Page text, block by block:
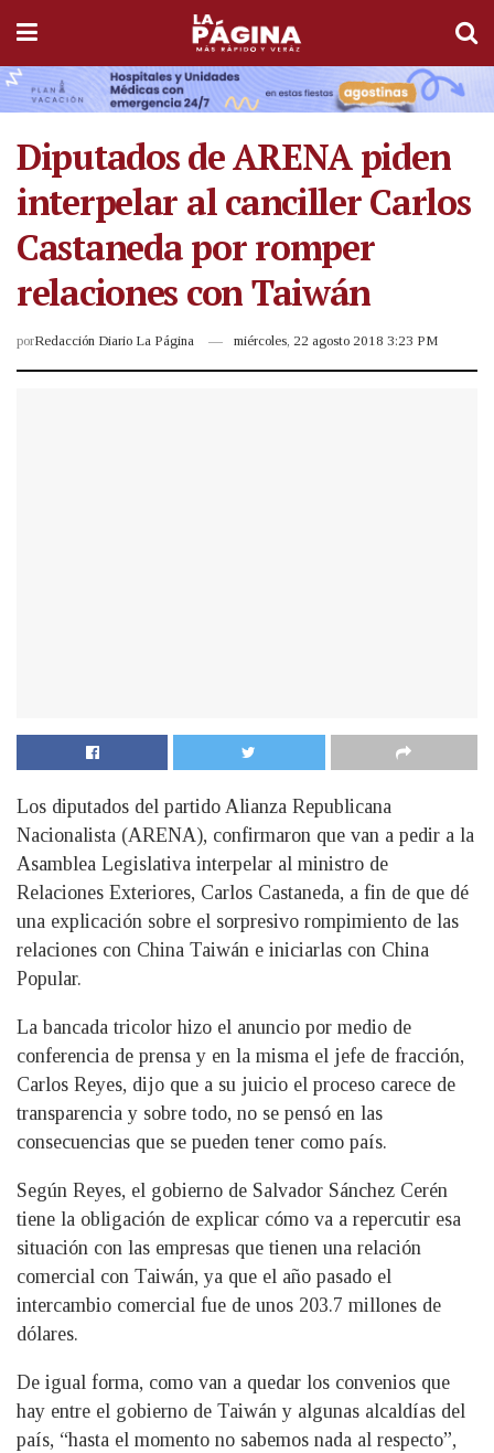
Diputados de ARENA piden
interpelar al canciller Carlos
Castaneda por romper
relaciones con Taiwán
porRedacción Diario La Página miércoles, 22 agosto 2018 3:23 PM
Los diputados del partido Alianza Republicana
Nacionalista (ARENA), confirmaron que van a pedir a la
Asamblea Legislativa interpelar al ministro de
Relaciones Exteriores, Carlos Castaneda, a fin de que dé
una explicación sobre el sorpresivo rompimiento de las
relaciones con China Taiwán e iniciarlas con China
Popular.
La bancada tricolor hizo el anuncio por medio de
conferencia de prensa y en la misma el jefe de fracción,
Carlos Reyes, dijo que a su juicio el proceso carece de
transparencia y sobre todo, no se pensó en las
consecuencias que se pueden tener como país.
Según Reyes, el gobierno de Salvador Sánchez Cerén
tiene la obligación de explicar cómo va a repercutir esa
situación con las empresas que tienen una relación
comercial con Taiwán, ya que el año pasado el
intercambio comercial fue de unos 203.7 millones de
dólares.
De igual forma, como van a quedar los convenios que
hay entre el gobierno de Taiwán y algunas alcaldías del
país, “hasta el momento no sabemos nada al respecto”,